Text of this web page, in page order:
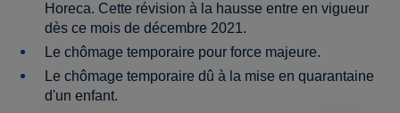
Horeca. Cette révision à la hausse entre en vigueur
dès ce mois de décembre 2021.
Le chômage temporaire pour force majeure.
Le chômage temporaire dû à la mise en quarantaine
d'un enfant.